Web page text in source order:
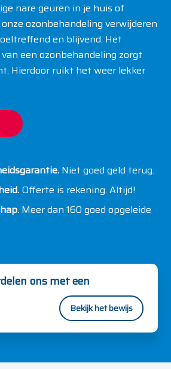
nare geuren in je huis of
ozonbehandeling verwijderen
en blijvend. Het
een ozonbehandeling zorgt
Hierdoor ruikt het weer lekker
Niet goed geld terug.
Offerte is rekening. Altijd!
Meer dan 160 goed opgeleide
ons met een
Bekijk het bewijs